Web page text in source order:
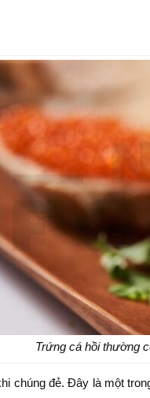
Trứng cá hồi thường
chúng đẻ. Đây là một